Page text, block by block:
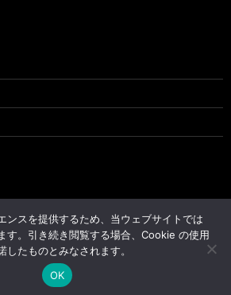
All rights reserved.
ンスを提供するため、当ウェブサイトでは
す。引き続き閲覧する場合、Cookie の使用
したものとみなされます。
OK